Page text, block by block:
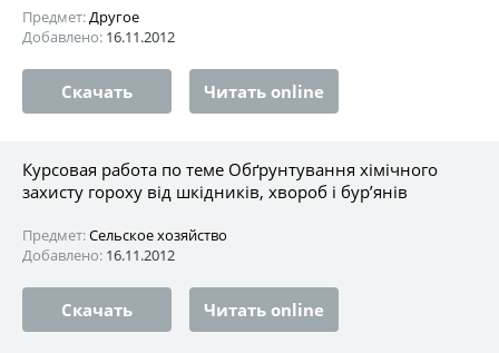
Предмет:Другое
Добавлено: 16.11.2012
Скачать Читать online
Курсовая работа по теме Обґрунтування хімічного
захисту гороху від шкідників, хвороб і бур’янів
Предмет:Сельское хозяйство
Добавлено: 16.11.2012
Скачать Читать online